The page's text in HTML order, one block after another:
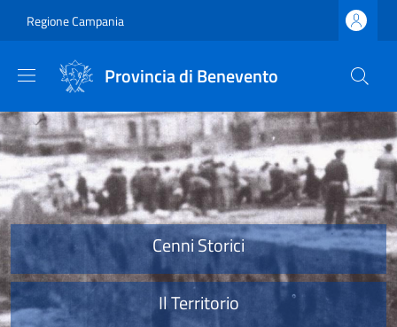
Regione Campania
Provincia di Benevento
Provincia di Benevento
Cenni Storici
Il Territorio